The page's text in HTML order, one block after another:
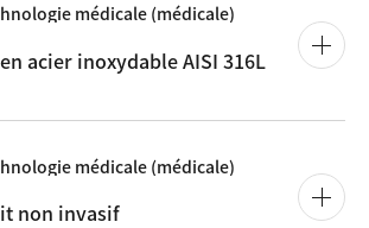
médicale (médicale)
acier inoxydable AISI 316L
médicale (médicale)
non invasif